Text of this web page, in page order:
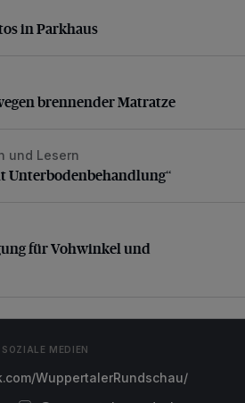
in Parkhaus
in Parkhaus
brennender Matratze
brennender Matratze
und Lesern
Unterbodenbehandlung“
für Vohwinkel und Nützenberg
für Vohwinkel und
SOZIALE MEDIEN
WuppertalerRundschau/